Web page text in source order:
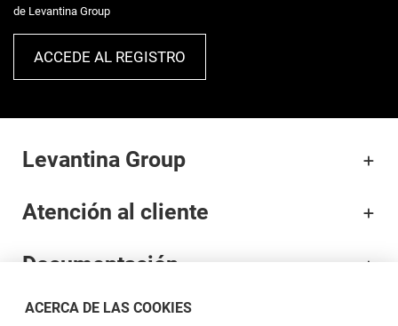
de Levantina Group
ACCEDE AL REGISTRO
ACERCA DE LAS COOKIES
Levantina Group
Atención al cliente
Documentación
Marcas